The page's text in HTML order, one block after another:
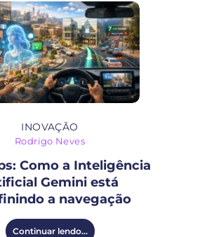
INOVAÇÃO
Rodrigo Neves
Como a Inteligência
Gemini está
a navegação
Continuar lendo...